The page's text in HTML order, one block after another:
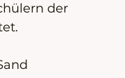
der